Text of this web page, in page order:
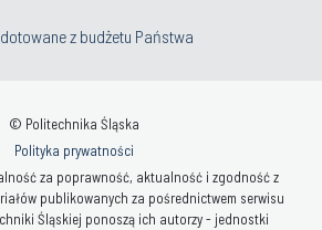
z budżetu Państwa
© Politechnika Śląska
Polityka prywatności
za poprawność, aktualność i zgodność z
publikowanych za pośrednictwem serwisu
Śląskiej ponoszą ich autorzy - jednostki